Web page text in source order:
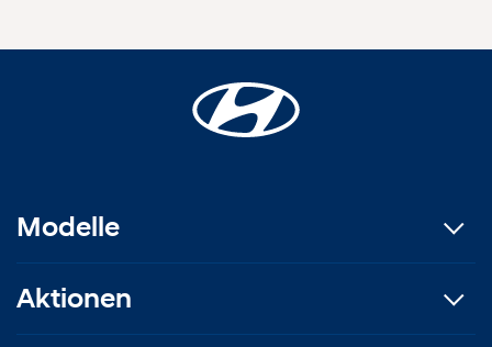
Modelle
Aktionen